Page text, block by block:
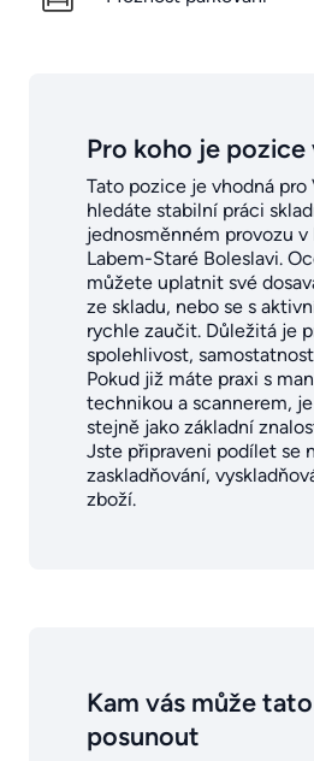
Pro koho je pozice
Tato pozice je vhodná pro
hledáte stabilní práci
jednosměnném provozu v
Labem-Staré Boleslavi.
můžete uplatnit své
ze skladu, nebo se s
rychle zaučit. Důležitá je
spolehlivost,
Pokud již máte praxi s
technikou a scannerem,
stejně jako základní
Jste připraveni podílet se
zaskladňování,
zboží.
Kam vás může
posunout